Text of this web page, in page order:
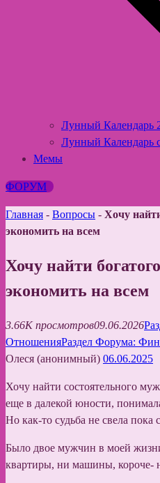
Лунный Календарь
Лунный Календарь
Мемы
ФОРУМ
Главная - Вопросы - Хочу
экономить на всем
Хочу найти
экономить на всем
3.66K просмотров09.06.2026
ОтношенияРаздел Форума:
Олеся (анонимный) 06.06.2025
Хочу найти состоятельного
еще в далекой юности,
Но как-то судьба не свела пока
Было двое мужчин в моей
квартиры, ни машины, короче-